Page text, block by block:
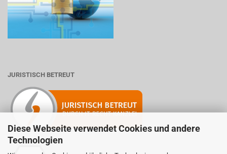
Diese Webseite verwendet Cookies und andere
Technologien
JURISTISCH BETREUT